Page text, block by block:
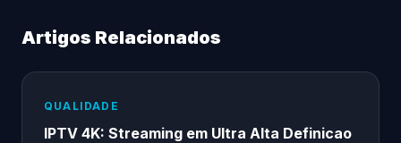
Artigos Relacionados
QUALIDADE
IPTV 4K: Streaming em Ultra Alta Definicao